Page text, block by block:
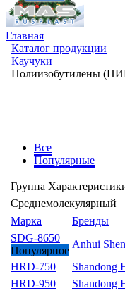
Главная
Каталог продукции
Каучуки
Полиизобутилены
Все
Популярные
Группа
Среднемолекулярный
Марка
Бренды
SDG-8650
Популярное
Anhui
HRD-750
Shandong
HRD-950
Shandong